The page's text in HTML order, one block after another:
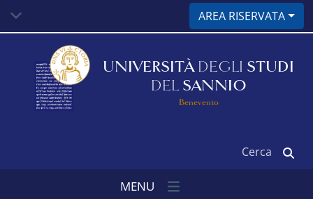
contenuto
AREA RISERVATA
UNIVERSITÀ DEGLI STUDI
DEL SANNIO
Benevento
MENU